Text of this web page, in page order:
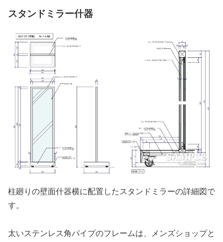
スタンドミラー什器
柱廻りの壁面什器横に配置したスタンドミラーの詳細図で
す。
太いステンレス角パイプのフレームは、メンズショップと